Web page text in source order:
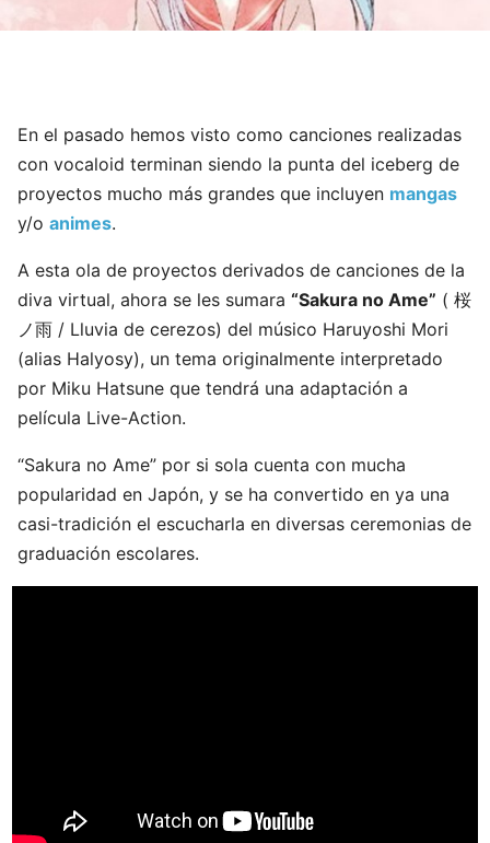
En el pasado hemos visto como canciones realizadas
con vocaloid terminan siendo la punta del iceberg de
proyectos mucho más grandes que incluyen mangas
y/o animes.
A esta ola de proyectos derivados de canciones de la
diva virtual, ahora se les sumara “Sakura no Ame” ( 桜
ノ雨 / Lluvia de cerezos) del músico Haruyoshi Mori
(alias Halyosy), un tema originalmente interpretado
por Miku Hatsune que tendrá una adaptación a
película Live-Action.
“Sakura no Ame” por si sola cuenta con mucha
popularidad en Japón, y se ha convertido en ya una
casi-tradición el escucharla en diversas ceremonias de
graduación escolares.